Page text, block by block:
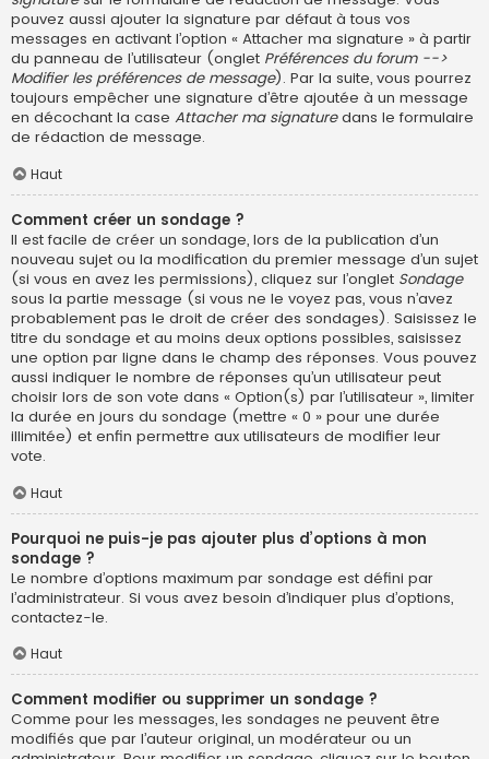
pouvez aussi ajouter la signature par défaut à tous vos
messages en activant l’option « Attacher ma signature » à partir
du panneau de l’utilisateur (onglet Préférences du forum -->
Modifier les préférences de message). Par la suite, vous pourrez
toujours empêcher une signature d’être ajoutée à un message
en décochant la case Attacher ma signaturedans le formulaire
de rédaction de message.
Haut
Comment créer un sondage ?
Il est facile de créer un sondage, lors de la publication d’un
nouveau sujet ou la modification du premier message d’un sujet
(si vous en avez les permissions), cliquez sur l’onglet Sondage
sous la partie message (si vous ne le voyez pas, vous n’avez
probablement pas le droit de créer des sondages). Saisissez le
titre du sondage et au moins deux options possibles, saisissez
une option par ligne dans le champ des réponses. Vous pouvez
aussi indiquer le nombre de réponses qu’un utilisateur peut
choisir lors de son vote dans « Option(s) par l’utilisateur », limiter
la durée en jours du sondage (mettre « 0 » pour une durée
illimitée) et enfin permettre aux utilisateurs de modifier leur
vote.
Haut
Pourquoi ne puis-je pas ajouter plus d’options à mon
sondage ?
Le nombre d’options maximum par sondage est défini par
l’administrateur. Si vous avez besoin d’indiquer plus d’options,
contactez-le.
Haut
Comment modifier ou supprimer un sondage ?
Comme pour les messages, les sondages ne peuvent être
modifiés que par l’auteur original, un modérateur ou un